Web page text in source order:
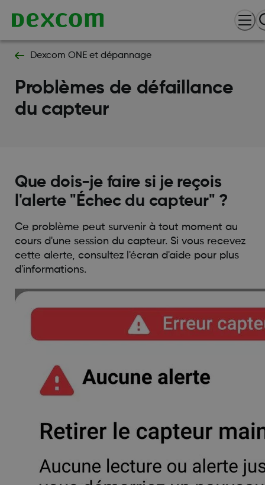
Dexcom ONE et dépannage
Problèmes de défaillance
du capteur
Que dois-je faire si je reçois
l'alerte "Échec du capteur" ?
Ce problème peut survenir à tout moment au
cours d'une session du capteur. Si vous recevez
cette alerte, consultez l'écran d'aide pour plus
d'informations.